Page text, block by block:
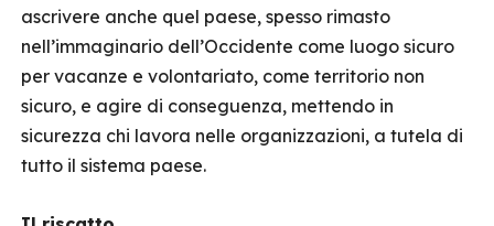
ascrivere anche quel paese, spesso rimasto
nell’immaginario dell’Occidente come luogo sicuro
per vacanze e volontariato, come territorio non
sicuro, e agire di conseguenza, mettendo in
sicurezza chi lavora nelle organizzazioni, a tutela di
tutto il sistema paese.